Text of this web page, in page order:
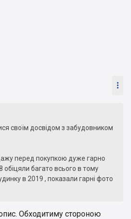

своїм досвідом з забудовником
перед покупкою дуже гарно
обіцяли багато всього в тому
в 2019 , показали гарні фото
Обходитиму стороною